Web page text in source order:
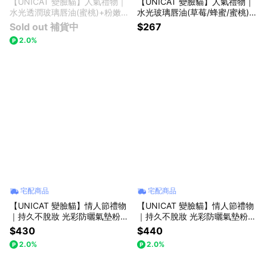
水光透潤玻璃唇油(蜜桃)+粉嫩簡
約串珠手鍊禮盒 Y2K手機掛繩 吊
飾 護唇 唇蜜
Sold out 補貨中
2.0%
水光玻璃唇油(草莓/蜂蜜/蜜桃)
+串珠手鍊禮盒 +手持風扇(隨機
出貨)
$267
宅配商品
【UNICAT 變臉貓】情人節禮物
｜持久不脫妝 光彩防曬氣墊粉餅
+玫瑰香/藍風鈴香/乳木果護手霜
25ml(3選2) 七夕禮物 女友禮物
買就送-限量萌貓感謝卡
$430
2.0%
宅配商品
【UNICAT 變臉貓】情人節禮物
｜持久不脫妝 光彩防曬氣墊粉餅
+手持風扇(隨機出貨) 七夕禮物
女友禮物 買就送-限量萌貓感謝
卡
$440
2.0%